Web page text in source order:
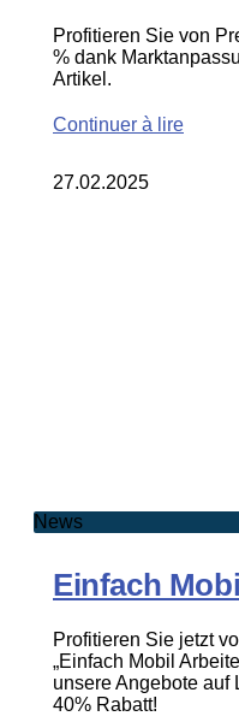
Profitieren Sie von
% dank
Artikel.
Continuer à lire
27.02.2025
News
Einfach
Profitieren Sie jetzt
„Einfach Mobil
unsere Angebote auf
40% Rabatt!